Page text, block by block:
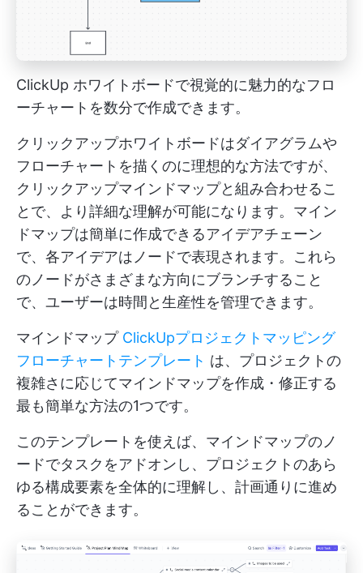
ClickUp ホワイトボードで視覚的に魅力的なフロ
ーチャートを数分で作成できます。
クリックアップホワイトボードはダイアグラムや
フローチャートを描くのに理想的な方法ですが、
クリックアップマインドマップと組み合わせるこ
とで、より詳細な理解が可能になります。マイン
ドマップは簡単に作成できるアイデアチェーン
で、各アイデアはノードで表現されます。これら
のノードがさまざまな方向にブランチすること
で、ユーザーは時間と生産性を管理できます。
マインドマップ ClickUpプロジェクトマッピング
フローチャートテンプレート は、プロジェクトの
複雑さに応じてマインドマップを作成・修正する
最も簡単な方法の1つです。
このテンプレートを使えば、マインドマップのノ
ードでタスクをアドオンし、プロジェクトのあら
ゆる構成要素を全体的に理解し、計画通りに進め
ることができます。